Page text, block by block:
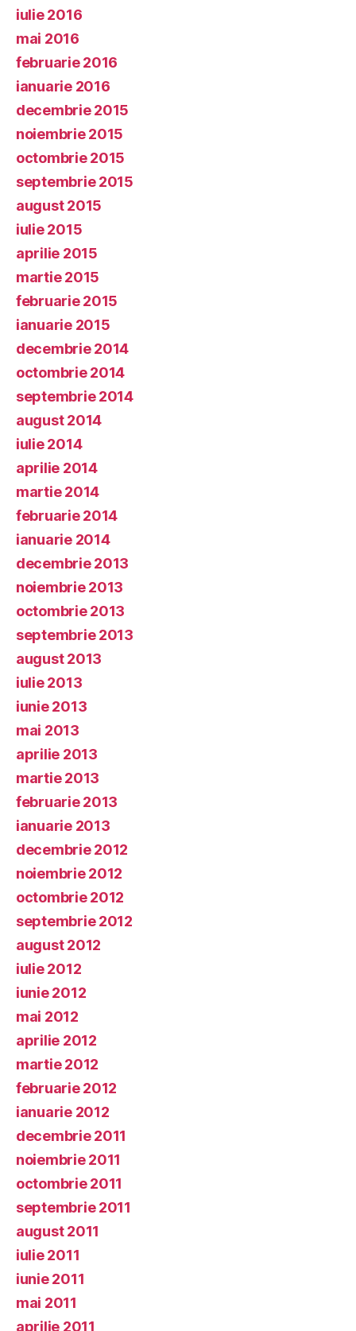
iulie 2016
mai 2016
februarie 2016
ianuarie 2016
decembrie 2015
noiembrie 2015
octombrie 2015
septembrie 2015
august 2015
iulie 2015
aprilie 2015
martie 2015
februarie 2015
ianuarie 2015
decembrie 2014
octombrie 2014
septembrie 2014
august 2014
iulie 2014
aprilie 2014
martie 2014
februarie 2014
ianuarie 2014
decembrie 2013
noiembrie 2013
octombrie 2013
septembrie 2013
august 2013
iulie 2013
iunie 2013
mai 2013
aprilie 2013
martie 2013
februarie 2013
ianuarie 2013
decembrie 2012
noiembrie 2012
octombrie 2012
septembrie 2012
august 2012
iulie 2012
iunie 2012
mai 2012
aprilie 2012
martie 2012
februarie 2012
ianuarie 2012
decembrie 2011
noiembrie 2011
octombrie 2011
septembrie 2011
august 2011
iulie 2011
iunie 2011
mai 2011
aprilie 2011